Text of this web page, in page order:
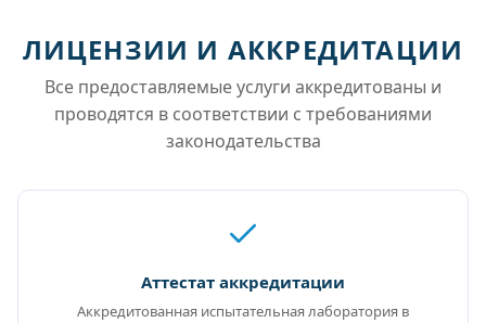
ЛИЦЕНЗИИ И АККРЕДИТАЦИИ
Все предоставляемые услуги аккредитованы и
проводятся в соответствии с требованиями
законодательства
Аттестат аккредитации
Аккредитованная испытательная лаборатория в